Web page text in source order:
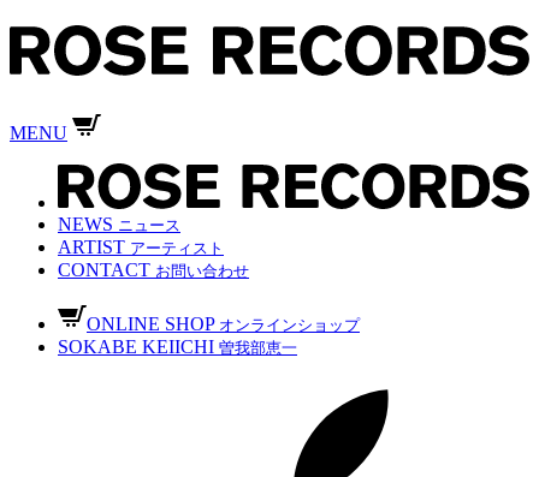
MENU
NEWS ニュース
ARTIST アーティスト
CONTACT お問い合わせ
ONLINE SHOP オンラインショップ
SOKABE KEIICHI 曽我部恵一